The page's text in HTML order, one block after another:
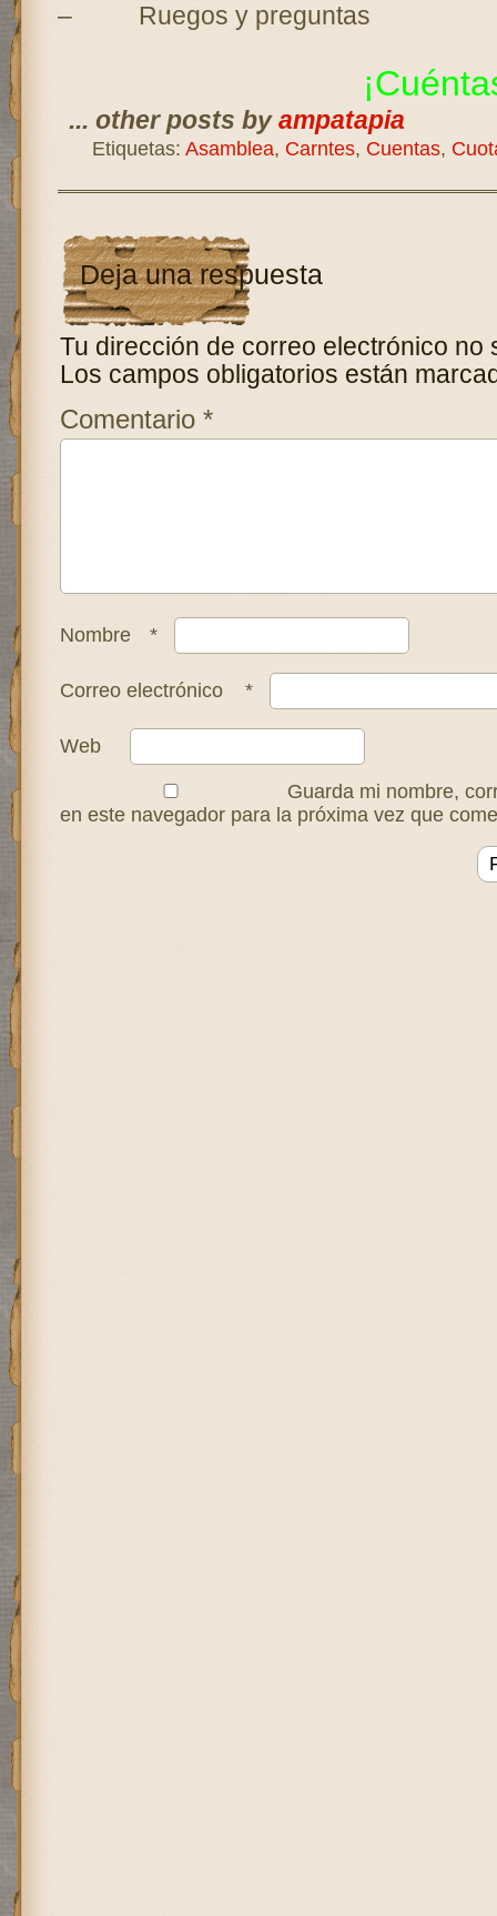
– Ruegos y preguntas
... other posts byampatapia
Etiquetas: Asamblea, Carntes, Cuentas,
Deja una respuesta
Tu dirección de correo electrónico no
Los campos obligatorios están
Comentario *
Nombre *
Correo electrónico *
Web
Guarda mi nombre,
en este navegador para la próxima vez que